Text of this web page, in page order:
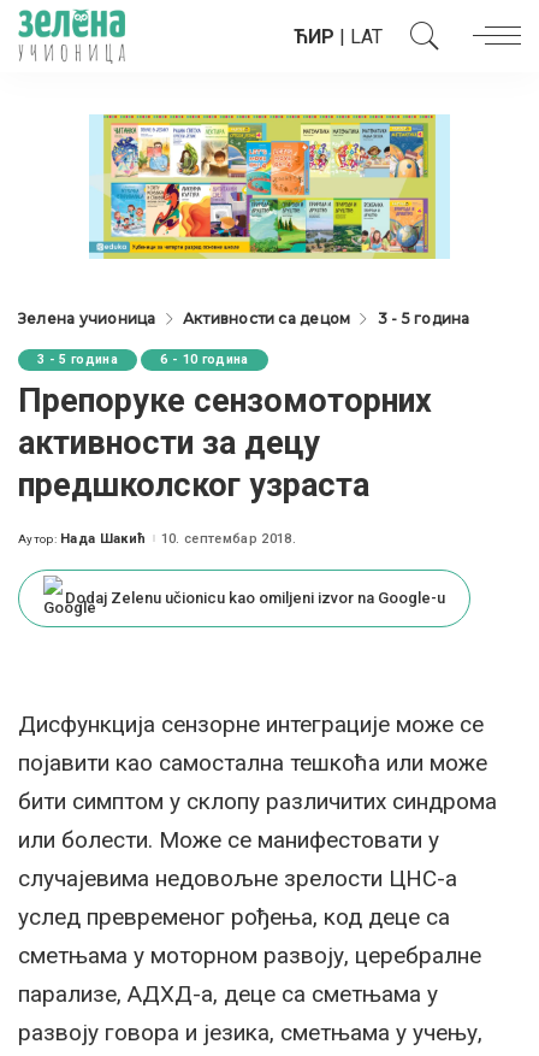
ЋИР | LAT
Зелена учионица Активности са децом 3 - 5 година
3 - 5 година 6 - 10 година
Препоруке сензомоторних
активности за децу
предшколског узраста
Posted
Аутор: Нада Шакић 10. септембар 2018.
Dodaj Zelenu učionicu kao omiljeni izvor na Google-u
Дисфункција сензорне интеграције може се
појавити као самостална тешкоћа или може
бити симптом у склопу различитих синдрома
или болести. Може се манифестовати у
случајевима недовољне зрелости ЦНС-а
услед превременог рођења, код деце са
сметњама у моторном развоју, церебралне
парализе, АДХД-а, деце са сметњама у
развоју говора и језика, сметњама у учењу,